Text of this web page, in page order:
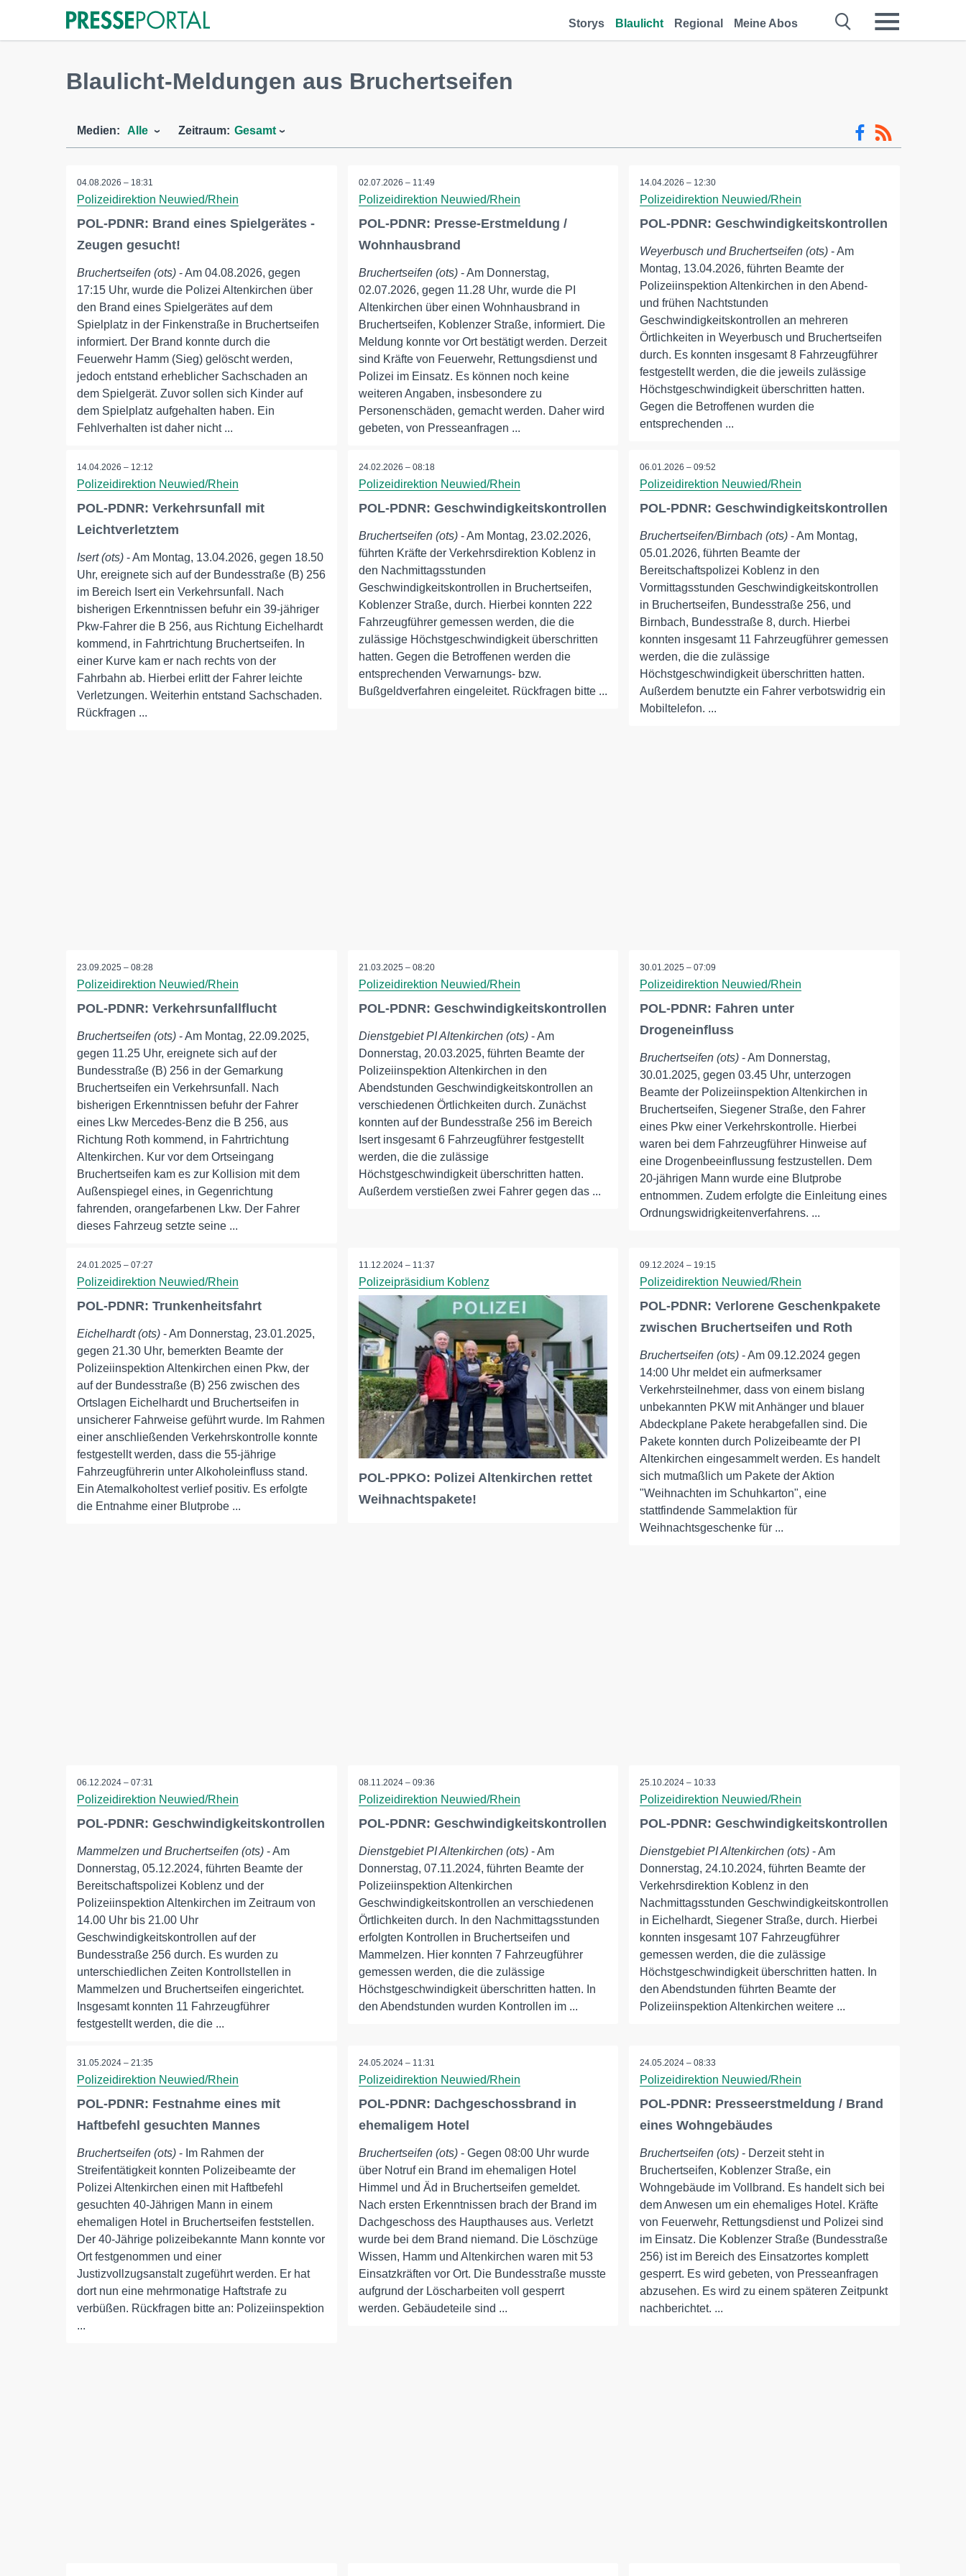
Storys Blaulicht Regional Meine Abos
Blaulicht-Meldungen aus Bruchertseifen
Medien: Alle Zeitraum: Gesamt
04.08.2026 – 18:31
Polizeidirektion Neuwied/Rhein
POL-PDNR: Brand eines Spielgerätes -
Zeugen gesucht!
Bruchertseifen (ots) - Am 04.08.2026, gegen
17:15 Uhr, wurde die Polizei Altenkirchen über
den Brand eines Spielgerätes auf dem
Spielplatz in der Finkenstraße in Bruchertseifen
informiert. Der Brand konnte durch die
Feuerwehr Hamm (Sieg) gelöscht werden,
jedoch entstand erheblicher Sachschaden an
dem Spielgerät. Zuvor sollen sich Kinder auf
dem Spielplatz aufgehalten haben. Ein
Fehlverhalten ist daher nicht ...
02.07.2026 – 11:49
Polizeidirektion Neuwied/Rhein
POL-PDNR: Presse-Erstmeldung /
Wohnhausbrand
Bruchertseifen (ots)- Am Donnerstag,
02.07.2026, gegen 11.28 Uhr, wurde die PI
Altenkirchen über einen Wohnhausbrand in
Bruchertseifen, Koblenzer Straße, informiert. Die
Meldung konnte vor Ort bestätigt werden. Derzeit
sind Kräfte von Feuerwehr, Rettungsdienst und
Polizei im Einsatz. Es können noch keine
weiteren Angaben, insbesondere zu
Personenschäden, gemacht werden. Daher wird
gebeten, von Presseanfragen ...
14.04.2026 – 12:30
Polizeidirektion Neuwied/Rhein
POL-PDNR: Geschwindigkeitskontrollen
Weyerbusch und Bruchertseifen (ots) - Am
Montag, 13.04.2026, führten Beamte der
Polizeiinspektion Altenkirchen in den Abend-
und frühen Nachtstunden
Geschwindigkeitskontrollen an mehreren
Örtlichkeiten in Weyerbusch und Bruchertseifen
durch. Es konnten insgesamt 8 Fahrzeugführer
festgestellt werden, die die jeweils zulässige
Höchstgeschwindigkeit überschritten hatten.
Gegen die Betroffenen wurden die
entsprechenden ...
14.04.2026 – 12:12
Polizeidirektion Neuwied/Rhein
POL-PDNR: Verkehrsunfall mit
Leichtverletztem
Isert (ots) - Am Montag, 13.04.2026, gegen 18.50
Uhr, ereignete sich auf der Bundesstraße (B) 256
im Bereich Isert ein Verkehrsunfall. Nach
bisherigen Erkenntnissen befuhr ein 39-jähriger
Pkw-Fahrer die B 256, aus Richtung Eichelhardt
kommend, in Fahrtrichtung Bruchertseifen. In
einer Kurve kam er nach rechts von der
Fahrbahn ab. Hierbei erlitt der Fahrer leichte
Verletzungen. Weiterhin entstand Sachschaden.
Rückfragen ...
24.02.2026 – 08:18
Polizeidirektion Neuwied/Rhein
POL-PDNR: Geschwindigkeitskontrollen
Bruchertseifen (ots)- Am Montag, 23.02.2026,
führten Kräfte der Verkehrsdirektion Koblenz in
den Nachmittagsstunden
Geschwindigkeitskontrollen in Bruchertseifen,
Koblenzer Straße, durch. Hierbei konnten 222
Fahrzeugführer gemessen werden, die die
zulässige Höchstgeschwindigkeit überschritten
hatten. Gegen die Betroffenen werden die
entsprechenden Verwarnungs- bzw.
Bußgeldverfahren eingeleitet. Rückfragen bitte ...
06.01.2026 – 09:52
Polizeidirektion Neuwied/Rhein
POL-PDNR: Geschwindigkeitskontrollen
Bruchertseifen/Birnbach (ots) - Am Montag,
05.01.2026, führten Beamte der
Bereitschaftspolizei Koblenz in den
Vormittagsstunden Geschwindigkeitskontrollen
in Bruchertseifen, Bundesstraße 256, und
Birnbach, Bundesstraße 8, durch. Hierbei
konnten insgesamt 11 Fahrzeugführer gemessen
werden, die die zulässige
Höchstgeschwindigkeit überschritten hatten.
Außerdem benutzte ein Fahrer verbotswidrig ein
Mobiltelefon. ...
23.09.2025 – 08:28
Polizeidirektion Neuwied/Rhein
POL-PDNR: Verkehrsunfallflucht
Bruchertseifen (ots) - Am Montag, 22.09.2025,
gegen 11.25 Uhr, ereignete sich auf der
Bundesstraße (B) 256 in der Gemarkung
Bruchertseifen ein Verkehrsunfall. Nach
bisherigen Erkenntnissen befuhr der Fahrer
eines Lkw Mercedes-Benz die B 256, aus
Richtung Roth kommend, in Fahrtrichtung
Altenkirchen. Kur vor dem Ortseingang
Bruchertseifen kam es zur Kollision mit dem
Außenspiegel eines, in Gegenrichtung
fahrenden, orangefarbenen Lkw. Der Fahrer
dieses Fahrzeug setzte seine ...
21.03.2025 – 08:20
Polizeidirektion Neuwied/Rhein
POL-PDNR: Geschwindigkeitskontrollen
Dienstgebiet PI Altenkirchen (ots)- Am
Donnerstag, 20.03.2025, führten Beamte der
Polizeiinspektion Altenkirchen in den
Abendstunden Geschwindigkeitskontrollen an
verschiedenen Örtlichkeiten durch. Zunächst
konnten auf der Bundesstraße 256 im Bereich
Isert insgesamt 6 Fahrzeugführer festgestellt
werden, die die zulässige
Höchstgeschwindigkeit überschritten hatten.
Außerdem verstießen zwei Fahrer gegen das ...
30.01.2025 – 07:09
Polizeidirektion Neuwied/Rhein
POL-PDNR: Fahren unter
Drogeneinfluss
Bruchertseifen (ots) - Am Donnerstag,
30.01.2025, gegen 03.45 Uhr, unterzogen
Beamte der Polizeiinspektion Altenkirchen in
Bruchertseifen, Siegener Straße, den Fahrer
eines Pkw einer Verkehrskontrolle. Hierbei
waren bei dem Fahrzeugführer Hinweise auf
eine Drogenbeeinflussung festzustellen. Dem
20-jährigen Mann wurde eine Blutprobe
entnommen. Zudem erfolgte die Einleitung eines
Ordnungswidrigkeitenverfahrens. ...
24.01.2025 – 07:27
Polizeidirektion Neuwied/Rhein
POL-PDNR: Trunkenheitsfahrt
Eichelhardt (ots) - Am Donnerstag, 23.01.2025,
gegen 21.30 Uhr, bemerkten Beamte der
Polizeiinspektion Altenkirchen einen Pkw, der
auf der Bundesstraße (B) 256 zwischen des
Ortslagen Eichelhardt und Bruchertseifen in
unsicherer Fahrweise geführt wurde. Im Rahmen
einer anschließenden Verkehrskontrolle konnte
festgestellt werden, dass die 55-jährige
Fahrzeugführerin unter Alkoholeinfluss stand.
Ein Atemalkoholtest verlief positiv. Es erfolgte
die Entnahme einer Blutprobe ...
11.12.2024 – 11:37
Polizeipräsidium Koblenz
POL-PPKO: Polizei Altenkirchen rettet
Weihnachtspakete!
09.12.2024 – 19:15
Polizeidirektion Neuwied/Rhein
POL-PDNR: Verlorene Geschenkpakete
zwischen Bruchertseifen und Roth
Bruchertseifen (ots) - Am 09.12.2024 gegen
14:00 Uhr meldet ein aufmerksamer
Verkehrsteilnehmer, dass von einem bislang
unbekannten PKW mit Anhänger und blauer
Abdeckplane Pakete herabgefallen sind. Die
Pakete konnten durch Polizeibeamte der PI
Altenkirchen eingesammelt werden. Es handelt
sich mutmaßlich um Pakete der Aktion
"Weihnachten im Schuhkarton", eine
stattfindende Sammelaktion für
Weihnachtsgeschenke für ...
06.12.2024 – 07:31
Polizeidirektion Neuwied/Rhein
POL-PDNR: Geschwindigkeitskontrollen
Mammelzen und Bruchertseifen (ots) - Am
Donnerstag, 05.12.2024, führten Beamte der
Bereitschaftspolizei Koblenz und der
Polizeiinspektion Altenkirchen im Zeitraum von
14.00 Uhr bis 21.00 Uhr
Geschwindigkeitskontrollen auf der
Bundesstraße 256 durch. Es wurden zu
unterschiedlichen Zeiten Kontrollstellen in
Mammelzen und Bruchertseifen eingerichtet.
Insgesamt konnten 11 Fahrzeugführer
festgestellt werden, die die ...
08.11.2024 – 09:36
Polizeidirektion Neuwied/Rhein
POL-PDNR: Geschwindigkeitskontrollen
Dienstgebiet PI Altenkirchen (ots)- Am
Donnerstag, 07.11.2024, führten Beamte der
Polizeiinspektion Altenkirchen
Geschwindigkeitskontrollen an verschiedenen
Örtlichkeiten durch. In den Nachmittagsstunden
erfolgten Kontrollen in Bruchertseifen und
Mammelzen. Hier konnten 7 Fahrzeugführer
gemessen werden, die die zulässige
Höchstgeschwindigkeit überschritten hatten. In
den Abendstunden wurden Kontrollen im ...
25.10.2024 – 10:33
Polizeidirektion Neuwied/Rhein
POL-PDNR: Geschwindigkeitskontrollen
Dienstgebiet PI Altenkirchen (ots) - Am
Donnerstag, 24.10.2024, führten Beamte der
Verkehrsdirektion Koblenz in den
Nachmittagsstunden Geschwindigkeitskontrollen
in Eichelhardt, Siegener Straße, durch. Hierbei
konnten insgesamt 107 Fahrzeugführer
gemessen werden, die die zulässige
Höchstgeschwindigkeit überschritten hatten. In
den Abendstunden führten Beamte der
Polizeiinspektion Altenkirchen weitere ...
31.05.2024 – 21:35
Polizeidirektion Neuwied/Rhein
POL-PDNR: Festnahme eines mit
Haftbefehl gesuchten Mannes
Bruchertseifen (ots) - Im Rahmen der
Streifentätigkeit konnten Polizeibeamte der
Polizei Altenkirchen einen mit Haftbefehl
gesuchten 40-Jährigen Mann in einem
ehemaligen Hotel in Bruchertseifen feststellen.
Der 40-Jährige polizeibekannte Mann konnte vor
Ort festgenommen und einer
Justizvollzugsanstalt zugeführt werden. Er hat
dort nun eine mehrmonatige Haftstrafe zu
verbüßen. Rückfragen bitte an: Polizeiinspektion
...
24.05.2024 – 11:31
Polizeidirektion Neuwied/Rhein
POL-PDNR: Dachgeschossbrand in
ehemaligem Hotel
Bruchertseifen (ots)- Gegen 08:00 Uhr wurde
über Notruf ein Brand im ehemaligen Hotel
Himmel und Äd in Bruchertseifen gemeldet.
Nach ersten Erkenntnissen brach der Brand im
Dachgeschoss des Haupthauses aus. Verletzt
wurde bei dem Brand niemand. Die Löschzüge
Wissen, Hamm und Altenkirchen waren mit 53
Einsatzkräften vor Ort. Die Bundesstraße musste
aufgrund der Löscharbeiten voll gesperrt
werden. Gebäudeteile sind ...
24.05.2024 – 08:33
Polizeidirektion Neuwied/Rhein
POL-PDNR: Presseerstmeldung / Brand
eines Wohngebäudes
Bruchertseifen (ots) - Derzeit steht in
Bruchertseifen, Koblenzer Straße, ein
Wohngebäude im Vollbrand. Es handelt sich bei
dem Anwesen um ein ehemaliges Hotel. Kräfte
von Feuerwehr, Rettungsdienst und Polizei sind
im Einsatz. Die Koblenzer Straße (Bundesstraße
256) ist im Bereich des Einsatzortes komplett
gesperrt. Es wird gebeten, von Presseanfragen
abzusehen. Es wird zu einem späteren Zeitpunkt
nachberichtet. ...